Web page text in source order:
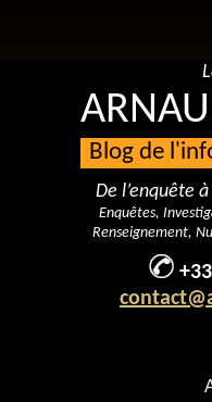
Blog de
De l’enquête
Enquêtes,
Renseignement,